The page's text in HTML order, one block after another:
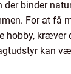
der binder
For at få
hobby, kræver
kan